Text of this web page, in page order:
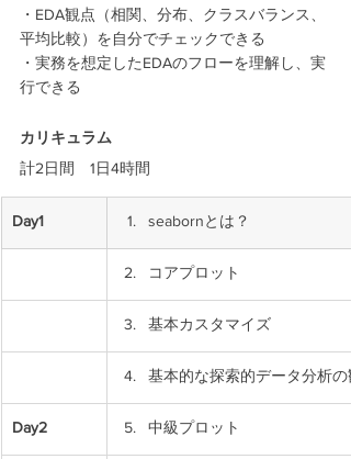
・EDA観点（相関、分布、クラスバランス、
平均比較）を自分でチェックできる
・実務を想定したEDAのフローを理解し、実
行できる
カリキュラム
計2日間　1日4時間
Day1 seabornとは？
コアプロット
基本カスタマイズ
基本的な探索的データ分析の
Day2 中級プロット